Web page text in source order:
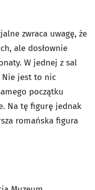
zwraca uwagę, że
ale dosłownie
W jednej z sal
Nie jest to nic
początku
Na tę figurę jednak
romańska figura